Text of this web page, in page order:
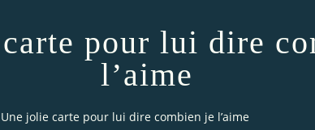
pour lui dire
l’aime
Une jolie carte pour lui dire combien je l’aime